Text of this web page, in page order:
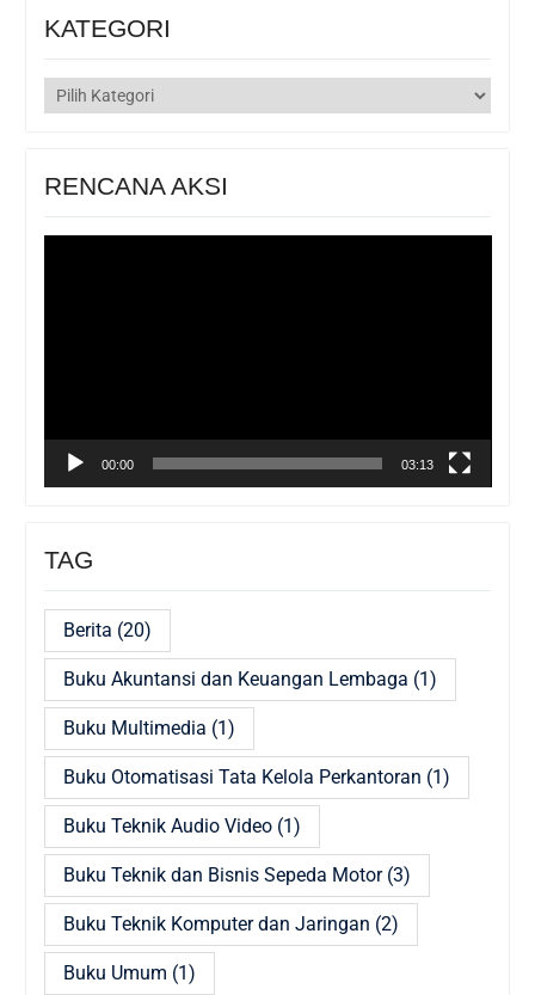
KATEGORI
KATEGORI
RENCANA AKSI
00:00 03:13
TAG
Berita (20)
Buku Akuntansi dan Keuangan Lembaga (1)
Buku Multimedia (1)
Buku Otomatisasi Tata Kelola Perkantoran (1)
Buku Teknik Audio Video(1)
Buku Teknik dan Bisnis Sepeda Motor(3)
Buku Teknik Komputer dan Jaringan (2)
Buku Umum (1)